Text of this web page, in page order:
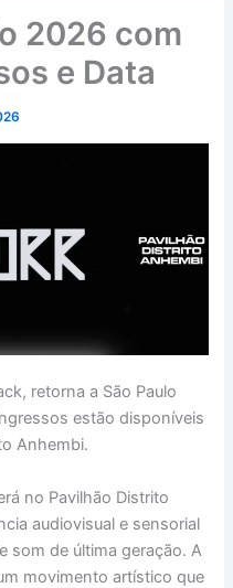
2026 com
e Data
retorna a São Paulo
estão disponíveis
Anhembi.
no Pavilhão Distrito
audiovisual e sensorial
som de última geração. A
movimento artístico que